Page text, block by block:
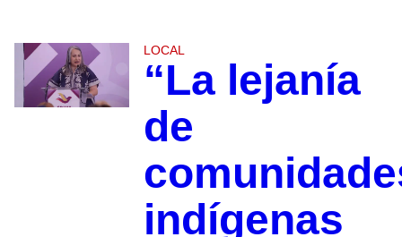
LOCAL
“La lejanía
de
indígenas